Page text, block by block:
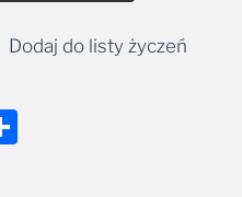
Dodaj do listy życzeń
Share